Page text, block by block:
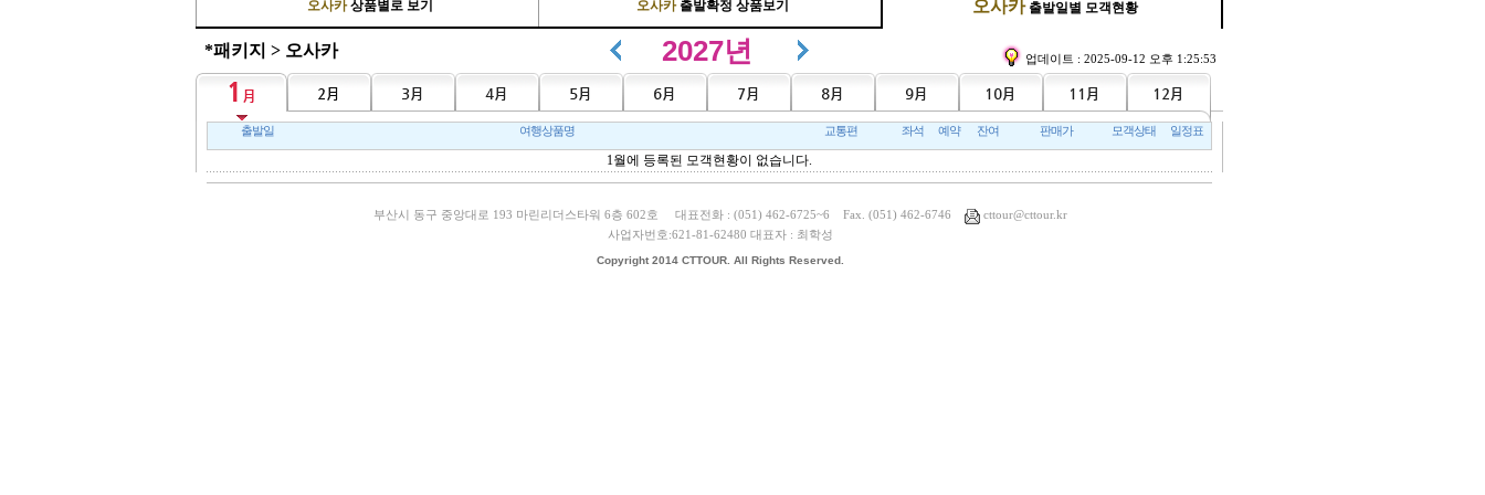
오사카상품별로 보기 오사카출발확정 상품보기 오사카출발일별 모객현황
*패키지 > 오사카 2027년 업데이트 : 2025-09-12 오후 1:25:53
출발일 여행상품명 교통편 좌석 예약 잔여 판매가 모객상태 일정표
1월에 등록된 모객현황이 없습니다.
부산시 동구 중앙대로 193 마린리더스타워 6층 602호 대표전화 : (051) 462-6725~6 Fax. (051) 462-6746
cttour@cttour.kr
사업자번호:621-81-62480 대표자 : 최학성
Copyright 2014 CTTOUR. All Rights Reserved.